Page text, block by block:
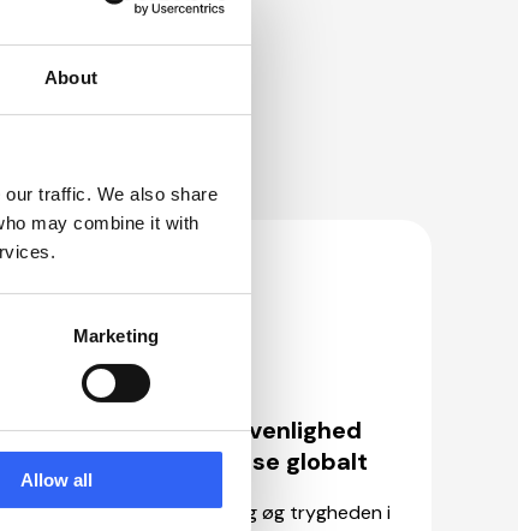
About
traffic. We also share
may combine it with
Marketing
Allow all
Høj brugervenlighed
og forståelse globalt
Reducer fejl og øg trygheden i